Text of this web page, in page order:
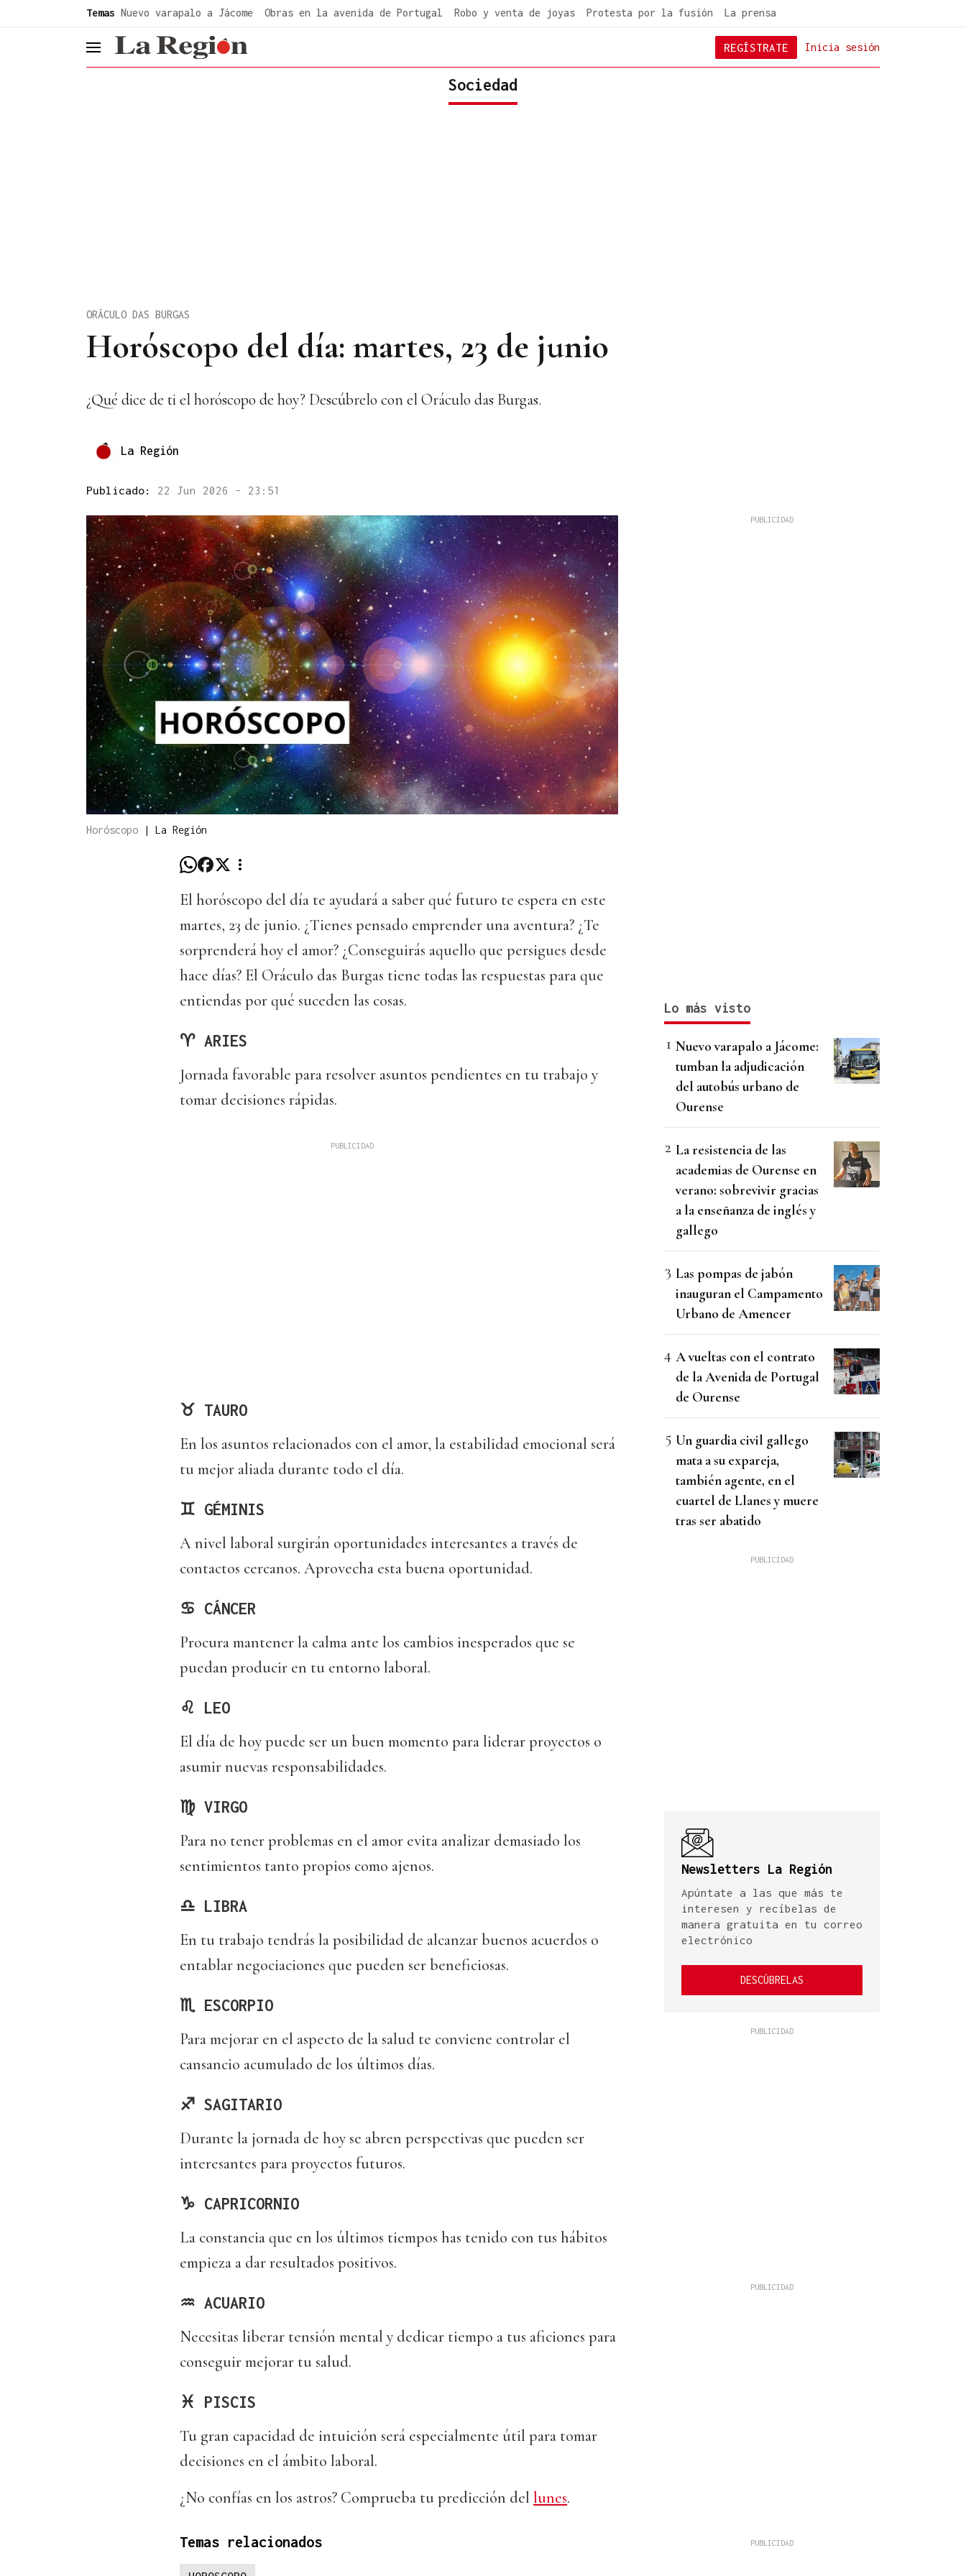
Temas Nuevo varapalo a Jácome Obras en la avenida de Portugal Robo y venta de joyas Protesta por la fusión La prensa
header.menu.open Inicia sesión
REGÍSTRATE
Sociedad
Horóscopo del día: martes, 23 de junio
ORÁCULO DAS BURGAS
¿Qué dice de ti el horóscopo de hoy? Descúbrelo con el Oráculo das Burgas.
La Región
Publicado: 22 Jun 2026 - 23:51
Horóscopo | La Región
El horóscopo del día te ayudará a saber qué futuro te espera en este
martes, 23 de junio. ¿Tienes pensado emprender una aventura? ¿Te
sorprenderá hoy el amor? ¿Conseguirás aquello que persigues desde
hace días? El Oráculo das Burgas tiene todas las respuestas para que
entiendas por qué suceden las cosas.
♈ ARIES
Jornada favorable para resolver asuntos pendientes en tu trabajo y
tomar decisiones rápidas.
♉ TAURO
En los asuntos relacionados con el amor, la estabilidad emocional será
tu mejor aliada durante todo el día.
♊ GÉMINIS
A nivel laboral surgirán oportunidades interesantes a través de
contactos cercanos. Aprovecha esta buena oportunidad.
♋ CÁNCER
Procura mantener la calma ante los cambios inesperados que se
puedan producir en tu entorno laboral.
♌ LEO
El día de hoy puede ser un buen momento para liderar proyectos o
asumir nuevas responsabilidades.
♍ VIRGO
Para no tener problemas en el amor evita analizar demasiado los
sentimientos tanto propios como ajenos.
♎ LIBRA
En tu trabajo tendrás la posibilidad de alcanzar buenos acuerdos o
entablar negociaciones que pueden ser beneficiosas.
♏ ESCORPIO
Para mejorar en el aspecto de la salud te conviene controlar el
cansancio acumulado de los últimos días.
♐ SAGITARIO
Durante la jornada de hoy se abren perspectivas que pueden ser
interesantes para proyectos futuros.
♑ CAPRICORNIO
La constancia que en los últimos tiempos has tenido con tus hábitos
empieza a dar resultados positivos.
♒ ACUARIO
Necesitas liberar tensión mental y dedicar tiempo a tus aficiones para
conseguir mejorar tu salud.
♓ PISCIS
Tu gran capacidad de intuición será especialmente útil para tomar
decisiones en el ámbito laboral.
¿No confías en los astros? Comprueba tu predicción del lunes.
Temas relacionados
Lo más visto
Nuevo varapalo a Jácome:
tumban la adjudicación
del autobús urbano de
Ourense
La resistencia de las
academias de Ourense en
verano: sobrevivir gracias
a la enseñanza de inglés y
gallego
Las pompas de jabón
inauguran el Campamento
Urbano de Amencer
A vueltas con el contrato
de la Avenida de Portugal
de Ourense
Un guardia civil gallego
mata a su expareja,
también agente, en el
cuartel de Llanes y muere
tras ser abatido
Newsletters La Región
Apúntate a las que más te
interesen y recíbelas de
manera gratuita en tu correo
electrónico
DESCÚBRELAS